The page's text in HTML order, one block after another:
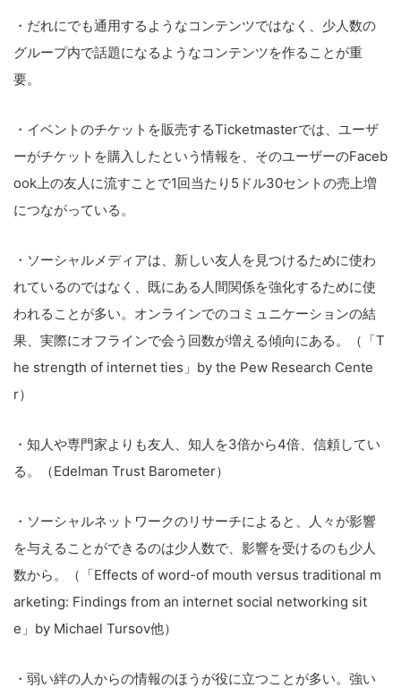
・だれにでも通用するようなコンテンツではなく、少人数の
グループ内で話題になるようなコンテンツを作ることが重
要。
・イベントのチケットを販売するTicketmasterでは、ユーザ
ーがチケットを購入したという情報を、そのユーザーのFaceb
ook上の友人に流すことで1回当たり5ドル30セントの売上増
につながっている。
・ソーシャルメディアは、新しい友人を見つけるために使わ
れているのではなく、既にある人間関係を強化するために使
われることが多い。オンラインでのコミュニケーションの結
果、実際にオフラインで会う回数が増える傾向にある。（「T
he strength of internet ties」by the Pew Research Cente
r）
・知人や専門家よりも友人、知人を3倍から4倍、信頼してい
る。（Edelman Trust Barometer）
・ソーシャルネットワークのリサーチによると、人々が影響
を与えることができるのは少人数で、影響を受けるのも少人
数から。（「Effects of word-of mouth versus traditional m
arketing: Findings from an internet social networking sit
e」by Michael Tursov他）
・弱い絆の人からの情報のほうが役に立つことが多い。強い